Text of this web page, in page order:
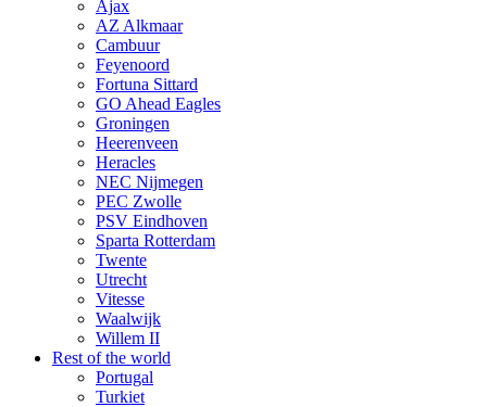
Ajax
AZ Alkmaar
Cambuur
Feyenoord
Fortuna Sittard
GO Ahead Eagles
Groningen
Heerenveen
Heracles
NEC Nijmegen
PEC Zwolle
PSV Eindhoven
Sparta Rotterdam
Twente
Utrecht
Vitesse
Waalwijk
Willem II
Rest of the world
Portugal
Turkiet